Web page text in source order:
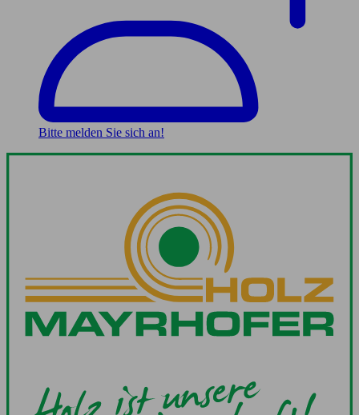
Bitte melden Sie sich an!